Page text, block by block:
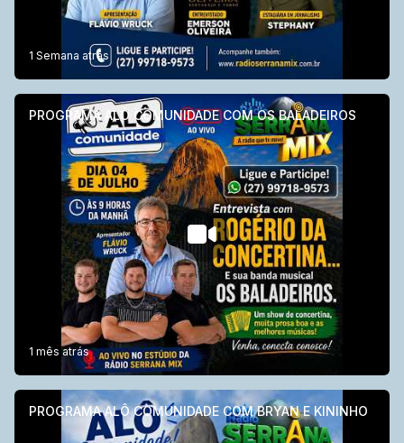
1 Semana atrás
PROGRAMA ALÔ COMUNIDADE COM OS BALADEIROS
1 mês atrás
PROGRAMA ALÔ COMUNIDADE COM BRYAN E KININHO